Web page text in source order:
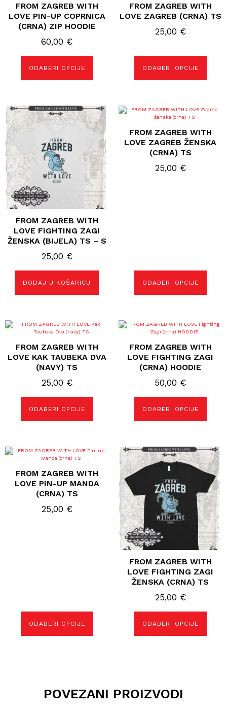
FROM ZAGREB WITH
LOVE PIN-UP COPRNICA
(CRNA) ZIP HOODIE
60,00 €
ODABERI OPCIJE
više
varijanti.
Opcije
se
odabrati
proizvoda
FROM ZAGREB WITH
LOVE ZAGREB (CRNA) TS
25,00 €
ODABERI OPCIJE
više
varijanti.
Opcije
se
mogu
proizvoda
FROM ZAGREB WITH
LOVE FIGHTING ZAGI
ŽENSKA (BIJELA) TS – S
25,00 €
DODAJ U KOŠARICU
FROM ZAGREB WITH
LOVE ZAGREB ŽENSKA
(CRNA) TS
25,00 €
ODABERI OPCIJE
Ovaj
proizvod
više
varijanti.
Opcije
se
odabrati
FROM ZAGREB WITH
LOVE KAK TAUBEKA DVA
(NAVY) TS
25,00 €
ODABERI OPCIJE
Ovaj
proizvod
više
varijanti.
Opcije
se
odabrati
proizvoda
FROM ZAGREB WITH
LOVE FIGHTING ZAGI
(CRNA) HOODIE
50,00 €
ODABERI OPCIJE
Ovaj
proizvod
više
varijanti.
Opcije
se
odabrati
proizvoda
FROM ZAGREB WITH
LOVE PIN-UP MANDA
(CRNA) TS
25,00 €
ODABERI OPCIJE
Ovaj
proizvod
više
varijanti.
Opcije
se
odabrati
FROM ZAGREB WITH
LOVE FIGHTING ZAGI
ŽENSKA (CRNA) TS
25,00 €
ODABERI OPCIJE
Ovaj
proizvod
ima
više
varijanti.
Opcije
se
mogu
odabrati
na
stranici
POVEZANI PROIZVODI